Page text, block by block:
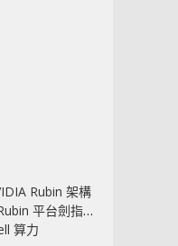
Rubin 架構
平台劍指
算力